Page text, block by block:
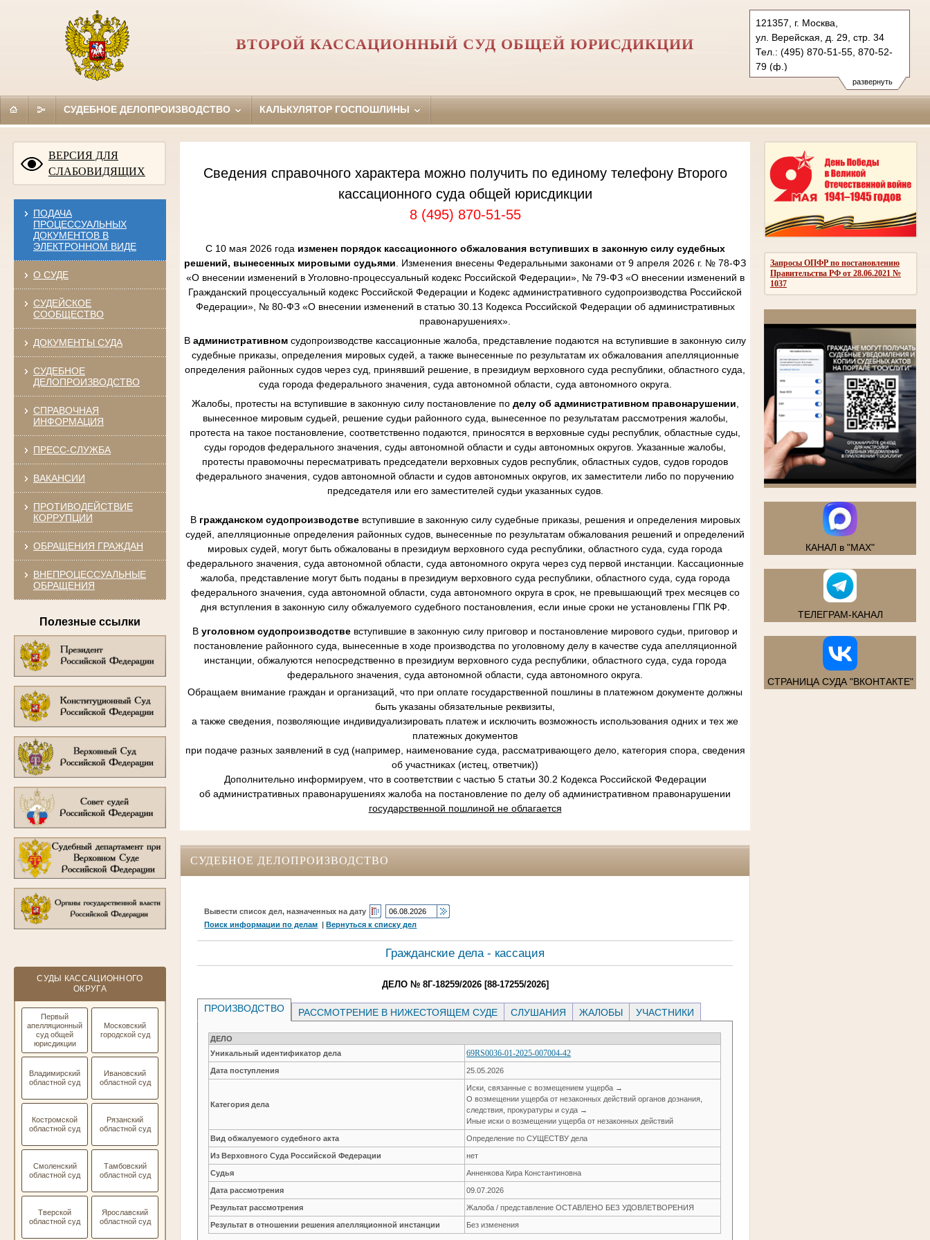
развернуть
121357, г. Москва,
ул. Верейская, д. 29, стр. 34
Тел.: (495) 870-51-55, 870-52-
79 (ф.)
2kas@sudrf.ru
ВТОРОЙ КАССАЦИОННЫЙ СУД ОБЩЕЙ ЮРИСДИКЦИИ
СУДЕБНОЕ ДЕЛОПРОИЗВОДСТВО КАЛЬКУЛЯТОР ГОСПОШЛИНЫ
ВЕРСИЯ ДЛЯ
СЛАБОВИДЯЩИХ
ПОДАЧА
ПРОЦЕССУАЛЬНЫХ
ДОКУМЕНТОВ В
ЭЛЕКТРОННОМ ВИДЕ
О СУДЕ
СУДЕЙСКОЕ
СООБЩЕСТВО
ДОКУМЕНТЫ СУДА
СУДЕБНОЕ
ДЕЛОПРОИЗВОДСТВО
СПРАВОЧНАЯ
ИНФОРМАЦИЯ
ПРЕСС-СЛУЖБА
ВАКАНСИИ
ПРОТИВОДЕЙСТВИЕ
КОРРУПЦИИ
ОБРАЩЕНИЯ ГРАЖДАН
ВНЕПРОЦЕССУАЛЬНЫЕ
ОБРАЩЕНИЯ
Полезные ссылки
СУДЫ КАССАЦИОННОГО
ОКРУГА
Первый
апелляционный
суд общей
юрисдикции
Московский
городской суд
Владимирский
областной суд
Ивановский
областной суд
Костромской
областной суд
Рязанский
областной суд
Смоленский
областной суд
Тамбовский
областной суд
Тверской
областной суд
Ярославский
областной суд
Запросы ОПФР по постановлению
Правительства РФ от 28.06.2021 №
1037
КАНАЛ в "MAX"
ТЕЛЕГРАМ-КАНАЛ
СТРАНИЦА СУДА "ВКОНТАКТЕ"
Сведения справочного характера можно получить по единому телефону Второго
кассационного суда общей юрисдикции
8 (495) 870-51-55
С 10 мая 2026 года изменен порядок кассационного обжалования вступивших в законную силу судебных
решений, вынесенных мировыми судьями. Изменения внесены Федеральными законами от 9 апреля 2026 г. № 78-ФЗ
«О внесении изменений в Уголовно-процессуальный кодекс Российской Федерации», № 79-ФЗ «О внесении изменений в
Гражданский процессуальный кодекс Российской Федерации и Кодекс административного судопроизводства Российской
Федерации», № 80-ФЗ «О внесении изменений в статью 30.13 Кодекса Российской Федерации об административных
правонарушениях».
В административном судопроизводстве кассационные жалоба, представление подаются на вступившие в законную силу
судебные приказы, определения мировых судей, а также вынесенные по результатам их обжалования апелляционные
определения районных судов через суд, принявший решение, в президиум верховного суда республики, областного суда,
суда города федерального значения, суда автономной области, суда автономного округа.
Жалобы, протесты на вступившие в законную силу постановление по делу об административном правонарушении,
вынесенное мировым судьей, решение судьи районного суда, вынесенное по результатам рассмотрения жалобы,
протеста на такое постановление, соответственно подаются, приносятся в верховные суды республик, областные суды,
суды городов федерального значения, суды автономной области и суды автономных округов. Указанные жалобы,
протесты правомочны пересматривать председатели верховных судов республик, областных судов, судов городов
федерального значения, судов автономной области и судов автономных округов, их заместители либо по поручению
председателя или его заместителей судьи указанных судов.
В гражданском судопроизводствевступившие в законную силу судебные приказы, решения и определения мировых
судей, апелляционные определения районных судов, вынесенные по результатам обжалования решений и определений
мировых судей, могут быть обжалованы в президиум верховного суда республики, областного суда, суда города
федерального значения, суда автономной области, суда автономного округа через суд первой инстанции. Кассационные
жалоба, представление могут быть поданы в президиум верховного суда республики, областного суда, суда города
федерального значения, суда автономной области, суда автономного округа в срок, не превышающий трех месяцев со
дня вступления в законную силу обжалуемого судебного постановления, если иные сроки не установлены ГПК РФ.
В уголовном судопроизводстве вступившие в законную силу приговор и постановление мирового судьи, приговор и
постановление районного суда, вынесенные в ходе производства по уголовному делу в качестве суда апелляционной
инстанции, обжалуются непосредственно в президиум верховного суда республики, областного суда, суда города
федерального значения, суда автономной области, суда автономного округа.
Обращаем внимание граждан и организаций, что при оплате государственной пошлины в платежном документе должны
быть указаны обязательные реквизиты,
а также сведения, позволяющие индивидуализировать платеж и исключить возможность использования одних и тех же
платежных документов
при подаче разных заявлений в суд (например, наименование суда, рассматривающего дело, категория спора, сведения
об участниках (истец, ответчик))
Дополнительно информируем, что в соответствии с частью 5 статьи 30.2 Кодекса Российской Федерации
об административных правонарушениях жалоба на постановление по делу об административном правонарушении
государственной пошлиной не облагается
СУДЕБНОЕ ДЕЛОПРОИЗВОДСТВО
Вывести список дел, назначенных на дату
Поиск информации по делам |Вернуться к списку дел
Гражданские дела - кассация
ДЕЛО № 8Г-18259/2026 [88-17255/2026]
ПРОИЗВОДСТВО РАССМОТРЕНИЕ В НИЖЕСТОЯЩЕМ СУДЕ СЛУШАНИЯ ЖАЛОБЫ УЧАСТНИКИ
ДЕЛО
Уникальный идентификатор дела
69RS0036-01-2025-007004-42
Дата поступления 25.05.2026
Категория дела
Иски, связанные с возмещением ущерба →
О возмещении ущерба от незаконных действий органов дознания,
следствия, прокуратуры и суда →
Иные иски о возмещении ущерба от незаконных действий
Вид обжалуемого судебного акта Определение по СУЩЕСТВУ дела
Из Верховного Суда Российской Федерации нет
Судья Анненкова Кира Константиновна
Дата рассмотрения 09.07.2026
Результат рассмотрения Жалоба / представление ОСТАВЛЕНО БЕЗ УДОВЛЕТВОРЕНИЯ
Результат в отношении решения апелляционной инстанции Без изменения